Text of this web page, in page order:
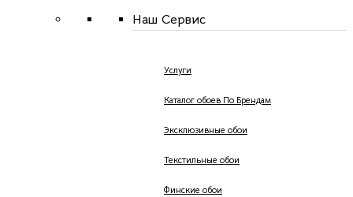
Наш Сервис
Услуги
Каталог обоев По Брендам
Эксклюзивные обои
Текстильные обои
Финские обои